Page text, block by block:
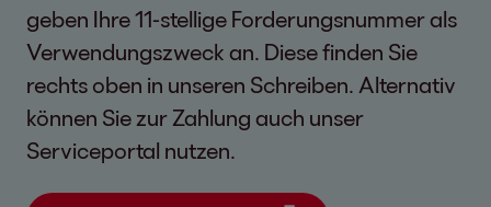
geben Ihre 11-stellige Forderungsnummer als
Verwendungszweck an. Diese finden Sie
rechts oben in unseren Schreiben. Alternativ
können Sie zur Zahlung auch unser
Serviceportal nutzen.